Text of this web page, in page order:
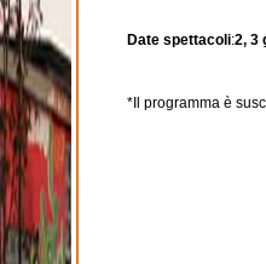
Date spettacoli:2, 3
*Il programma è